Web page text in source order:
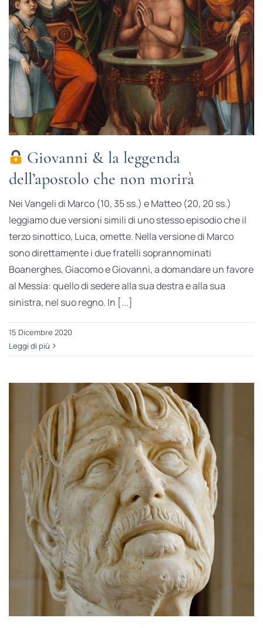
Giovanni & la leggenda
dell’apostolo che non morirà
Nei Vangeli di Marco (10, 35 ss.) e Matteo (20, 20 ss.)
leggiamo due versioni simili di uno stesso episodio che il
terzo sinottico, Luca, omette. Nella versione di Marco
sono direttamente i due fratelli soprannominati
Boanerghes, Giacomo e Giovanni, a domandare un favore
al Messia: quello di sedere alla sua destra e alla sua
sinistra, nel suo regno. In [...]
15 Dicembre 2020
Leggi di più